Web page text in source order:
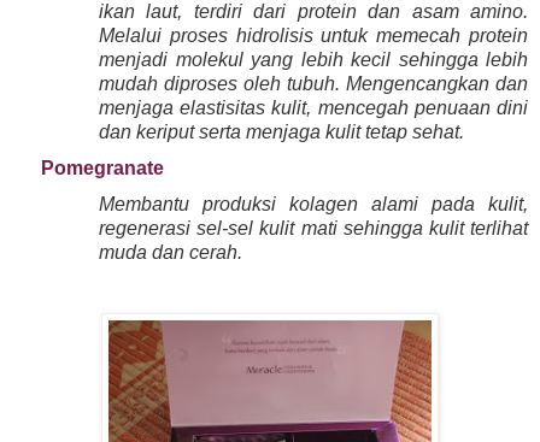
ikan laut, terdiri dari protein dan asam amino.
Melalui proses hidrolisis untuk memecah protein
menjadi molekul yang lebih kecil sehingga lebih
mudah diproses oleh tubuh. Mengencangkan dan
menjaga elastisitas kulit, mencegah penuaan dini
dan keriput serta menjaga kulit tetap sehat.
Pomegranate
Membantu produksi kolagen alami pada kulit,
regenerasi sel-sel kulit mati sehingga kulit terlihat
muda dan cerah.